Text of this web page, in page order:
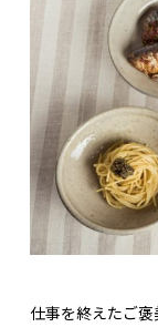
仕事を終えたご褒